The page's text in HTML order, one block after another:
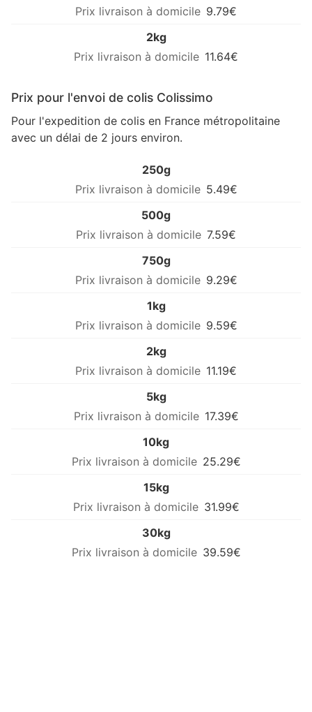
9.79€
2kg
11.64€
Prix pour l'envoi de colis Colissimo
Pour l'expedition de colis en France métropolitaine
avec un délai de 2 jours environ.
250g
5.49€
500g
7.59€
750g
9.29€
1kg
9.59€
2kg
11.19€
5kg
17.39€
10kg
25.29€
15kg
31.99€
30kg
39.59€